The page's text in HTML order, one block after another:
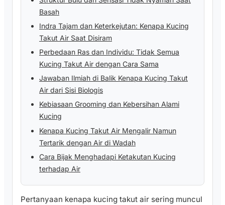
Basah
Indra Tajam dan Keterkejutan: Kenapa Kucing
Takut Air Saat Disiram
Perbedaan Ras dan Individu: Tidak Semua
Kucing Takut Air dengan Cara Sama
Jawaban Ilmiah di Balik Kenapa Kucing Takut
Air dari Sisi Biologis
Kebiasaan Grooming dan Kebersihan Alami
Kucing
Kenapa Kucing Takut Air Mengalir Namun
Tertarik dengan Air di Wadah
Cara Bijak Menghadapi Ketakutan Kucing
terhadap Air
Pertanyaan kenapa kucing takut air sering muncul